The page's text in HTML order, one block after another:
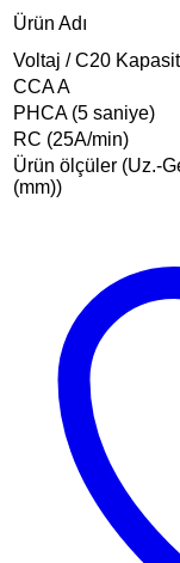
Ürün Adı
Voltaj / C20
CCA A
PHCA (5 saniye)
RC (25A/min)
Ürün ölçüler (Uz.-
(mm))